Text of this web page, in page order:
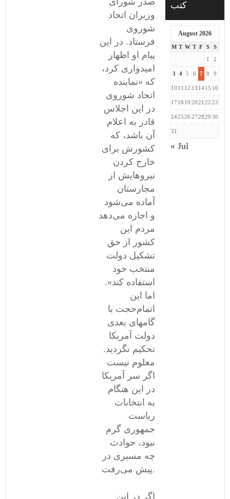
وزیران اتحاد
شوروی
فرستاد. در این
پیام او اظهار
امیدواری کرد،
که «نماینده
اتحاد شوروی
در این اجلاس
قادر به اعلام
آن باشد، که
کشورش برای
خارج کردن
نیروهایش از
مجارستان
آماده می‌شود
و اجازه می‌دهد
مردم این
کشور از حق
تشکیل دولت
منتخب خود
استفاده کند».
اما این
اتمام‌حجت با
گامهای بعدی
دولت آمریکا
تحکیم نگردید.
معلوم نیست
اگر سر آمریکا
در این هنگام
به انتخابات
ریاست
جمهوری گرم
نبود، حوادث
چه مسیری در
پیش می‌رفت.
اگر در این
کتب
August 2026
M T W T F S
S
1
2
3 4 5 6 7 8 9
10 11 12 13 1415 16
17 18 19 2021 22 23
2425 26 2728 29 30
31
« Jul